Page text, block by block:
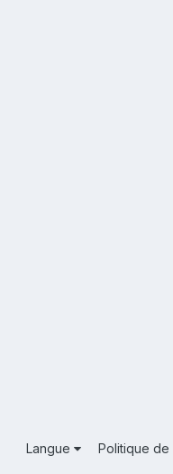
Langue Politique